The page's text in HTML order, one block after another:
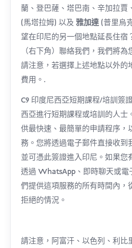
蘭、登巴薩、塔巴南、辛加拉賈
(馬塔拉姆) 以及雅加達(普里烏
望在印尼的另一個地點延長住宿
（右下角）聯絡我們，我們將為
請注意，若選擇上述地點以外的
費用。.
C9 印度尼西亞短期課程/培訓簽
西亞進行短期課程或培訓的人士
供最快速、最簡單的申請程序，
務。您將透過電子郵件直接收到
並可憑此簽證進入印尼。如果您
透過 WhatsApp、即時聊天或電
們提供這項服務的所有時間內，
拒絕的情況。
請注意，阿富汗、以色列、利比